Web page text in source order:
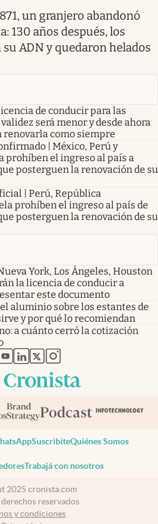
un granjero abandonó
130 años después, los
ADN y quedaron helados
de conducir para las
será menor y desde ahora
renovarla como siempre
| México, Perú y
prohíben el ingreso al país a
posterguen la renovación de su
| Perú, República
prohíben el ingreso al país de
posterguen la renovación de su
York, Los Ángeles, Houston
la licencia de conducir a
este documento
aluminio sobre los estantes de
y por qué lo recomiendan
a cuánto cerró la cotización
en nueva pestaña
abre en nueva pestaña
abre en nueva pestaña
abre en nueva pestaña
abre en nueva pestaña
SuscribiteQuiénes Somos
Trabajá con nosotros
2025 cronista.com
reservados
y condiciones